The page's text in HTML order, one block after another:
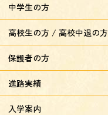
中学生の方
高校生の方 / 高校中退の方
保護者の方
進路実績
入学案内